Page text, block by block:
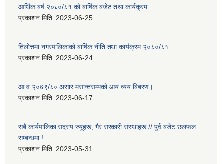
आर्थिक बर्ष २०८०/८१ को बार्षिक बजेट तथा कार्यक्रम
प्रकाशन मिति: 2023-06-25
तिलोत्तमा नगरपालिकाको बार्षिक नीति तथा कार्यक्रम २०८०/८१
प्रकाशन मिति: 2023-06-24
आ.व.२०७९/८० असार मसान्तसम्मको आय व्यय बिबरण।
प्रकाशन मिति: 2023-06-17
सबै कार्यपालिका सदस्य ज्यूहरू, गैर सरकारी संस्थाहरू // पुर्व बजेट छलफल
सम्बन्धमा !
प्रकाशन मिति: 2023-05-31